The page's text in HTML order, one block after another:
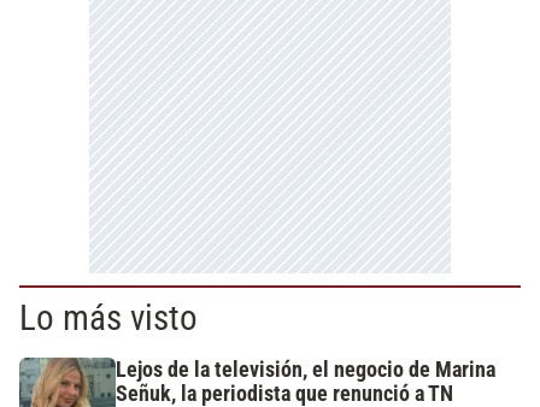
Lo más visto
Lejos de la televisión, el negocio de Marina
Señuk, la periodista que renunció a TN